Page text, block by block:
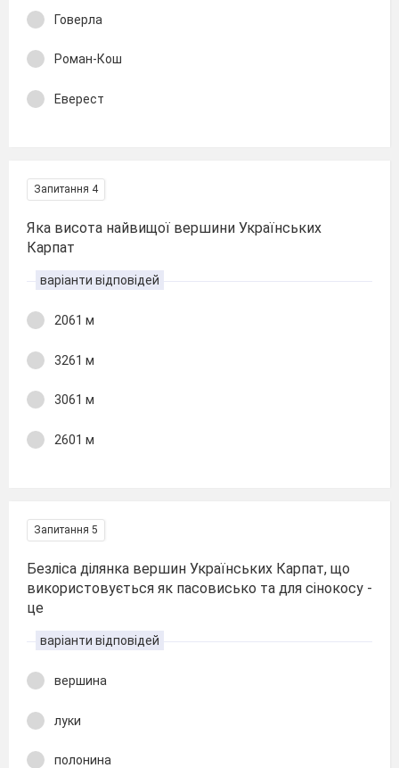
Говерла
Роман-Кош
Еверест
Запитання 4
Яка висота найвищої вершини Українських
Карпат
варіанти відповідей
2061 м
3261 м
3061 м
2601 м
Запитання 5
Безліса ділянка вершин Українських Карпат, що
використовується як пасовисько та для сінокосу -
це
варіанти відповідей
вершина
луки
полонина